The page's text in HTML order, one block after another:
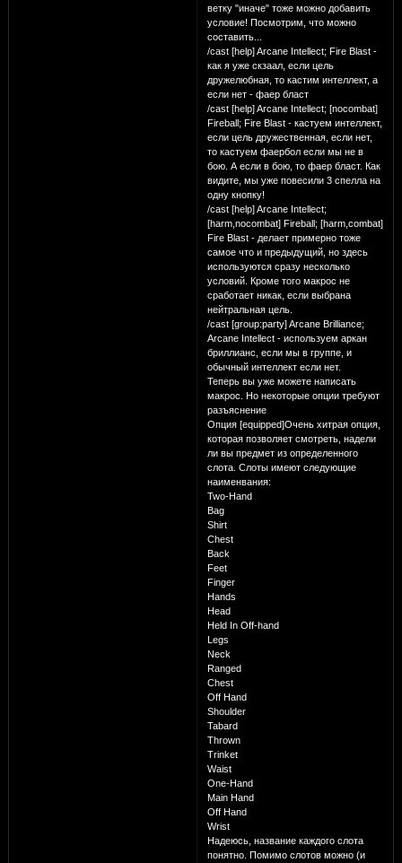
ветку "иначе" тоже можно добавить
условие! Посмотрим, что можно
составить...
/cast [help] Arcane Intellect; Fire Blast -
как я уже скзаал, если цель
дружелюбная, то кастим интеллект, а
если нет - фаер бласт
/cast [help] Arcane Intellect; [nocombat]
Fireball; Fire Blast - кастуем интеллект,
если цель дружественная, если нет,
то кастуем фаербол если мы не в
бою. А если в бою, то фаер бласт. Как
видите, мы уже повесили 3 спелла на
одну кнопку!
/cast [help] Arcane Intellect;
[harm,nocombat] Fireball; [harm,combat]
Fire Blast - делает примерно тоже
самое что и предыдущий, но здесь
используются сразу несколько
условий. Кроме того макрос не
сработает никак, если выбрана
нейтральная цель.
/cast [group:party] Arcane Brilliance;
Arcane Intellect - используем аркан
бриллианс, если мы в группе, и
обычный интеллект если нет.
Теперь вы уже можете написать
макрос. Но некоторые опции требуют
разъяснение
Опция [equipped]Очень хитрая опция,
которая позволяет смотреть, надели
ли вы предмет из определенного
слота. Слоты имеют следующие
наименвания:
Two-Hand
Bag
Shirt
Chest
Back
Feet
Finger
Hands
Head
Held In Off-hand
Legs
Neck
Ranged
Chest
Off Hand
Shoulder
Tabard
Thrown
Trinket
Waist
One-Hand
Main Hand
Off Hand
Wrist
Надеюсь, название каждого слота
понятно. Помимо слотов можно (и